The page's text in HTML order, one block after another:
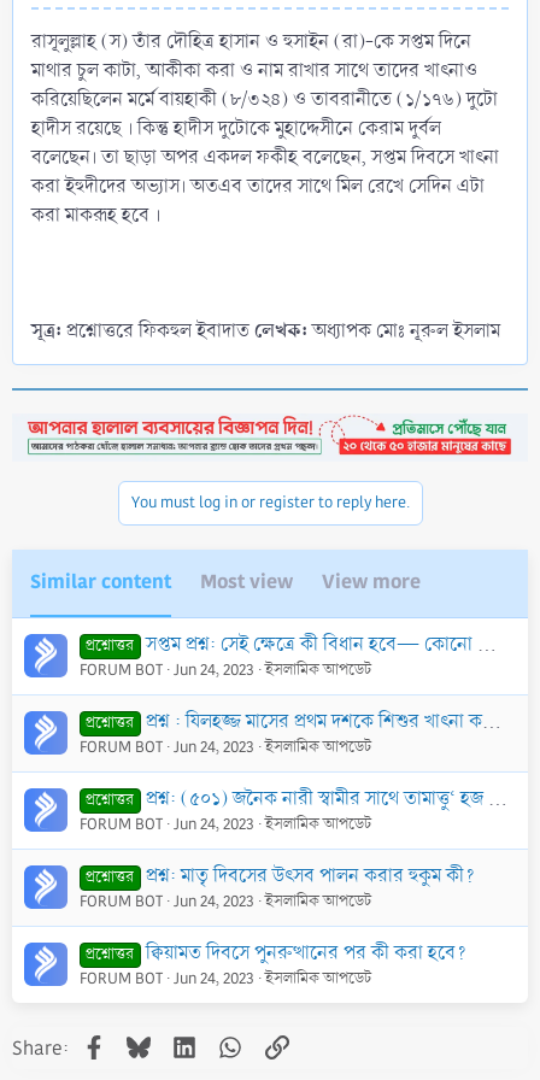
রাসূলুল্লাহ (স) তাঁর দৌহিত্র হাসান ও হুসাইন (রা)-কে সপ্তম দিনে
মাথার চুল কাটা, আকীকা করা ও নাম রাখার সাথে তাদের খাৎনাও
করিয়েছিলেন মর্মে বায়হাকী (৮/৩২৪) ও তাবরানীতে (১/১৭৬) দুটো
হাদীস রয়েছে । কিন্তু হাদীস দুটোকে মুহাদ্দেসীনে কেরাম দুর্বল
বলেছেন। তা ছাড়া অপর একদল ফকীহ বলেছেন, সপ্তম দিবসে খাৎনা
করা ইহুদীদের অভ্যাস। অতএব তাদের সাথে মিল রেখে সেদিন এটা
করা মাকরূহ হবে ।
সূত্র: প্রশ্নোত্তরে ফিকহুল ইবাদাতলেখক:অধ্যাপক মোঃ নূরুল ইসলাম
You must log in or register to reply here.
Similar content Most view View more
প্রশ্নোত্তর সপ্তম প্রশ্ন: সেই ক্ষেত্রে কী বিধান হবে— কোনো কোনো স্বর্ণের দোকানদার ব্যবহার করা সোনা চকচকে থাকলে তা ক্রয় করার পর নতুন সোনার মূল্যে বিক্রি করার জন্য প
FORUM BOT Jun 24, 2023 ইসলামিক আপডেট
প্রশ্নোত্তর প্রশ্ন : যিলহজ্জ মাসের প্রথম দশকে শিশুর খাৎনা করা, পশু যবেহ করা যাবে কী?
FORUM BOT Jun 24, 2023 ইসলামিক আপডেট
প্রশ্নোত্তর প্রশ্ন: (৫০১) জনৈক নারী স্বামীর সাথে তামাত্তু‘ হজ করতে এসেছে। তারা উমরার তাওয়াফ করার সময় ৬ষ্ঠ চক্করে স্বামী বললেন, এটাই সপ্তম চক্কর এবং তিনি নিজ মতের
FORUM BOT Jun 24, 2023 ইসলামিক আপডেট
প্রশ্নোত্তর প্রশ্ন: মাতৃ দিবসের উৎসব পালন করার হুকুম কী?
FORUM BOT Jun 24, 2023 ইসলামিক আপডেট
প্রশ্নোত্তর ক্বিয়ামত দিবসে পুনরুত্থানের পর কী করা হবে?
FORUM BOT Jun 24, 2023 ইসলামিক আপডেট
Share: Facebook
BlueskyLinkedInWhatsApp
Link